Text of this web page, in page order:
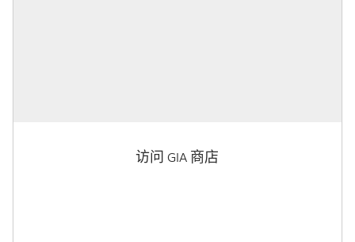
访问 GIA 商店